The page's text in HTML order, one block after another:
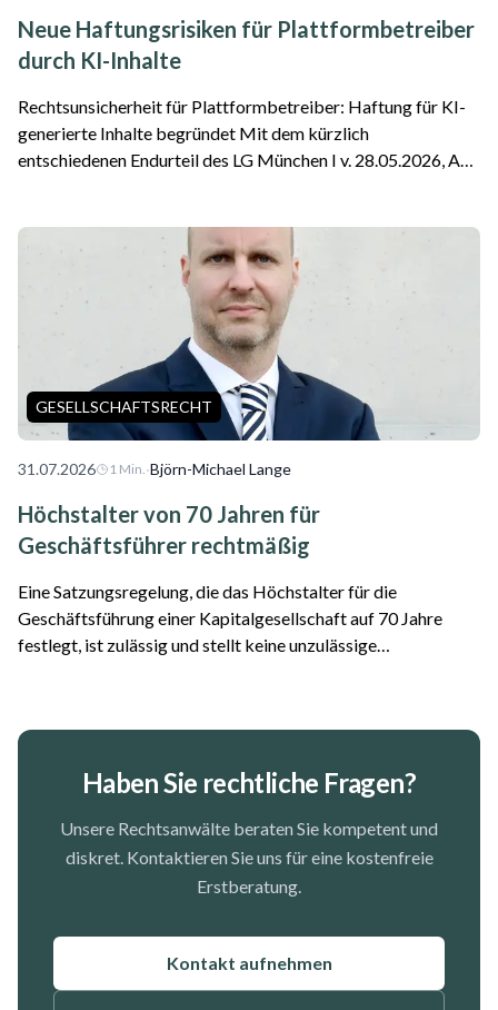
Neue Haftungsrisiken für Plattformbetreiber
durch KI-Inhalte
Rechtsunsicherheit für Plattformbetreiber: Haftung für KI-
generierte Inhalte begründet Mit dem kürzlich
entschiedenen Endurteil des LG München I v. 28.05.2026, Az.
GESELLSCHAFTSRECHT
31.07.2026 1 Min. ·Björn-Michael Lange
Höchstalter von 70 Jahren für
Geschäftsführer rechtmäßig
Eine Satzungsregelung, die das Höchstalter für die
Geschäftsführung einer Kapitalgesellschaft auf 70 Jahre
festlegt, ist zulässig und stellt keine unzulässige
Haben Sie rechtliche Fragen?
Unsere Rechtsanwälte beraten Sie kompetent und
diskret. Kontaktieren Sie uns für eine kostenfreie
Erstberatung.
Kontakt aufnehmen